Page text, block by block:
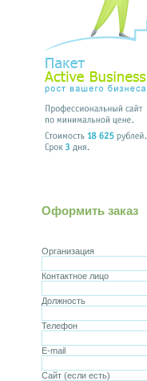
Оформить заказ
Организация
Контактное лицо
Должность
Телефон
E-mail
Сайт (если есть)